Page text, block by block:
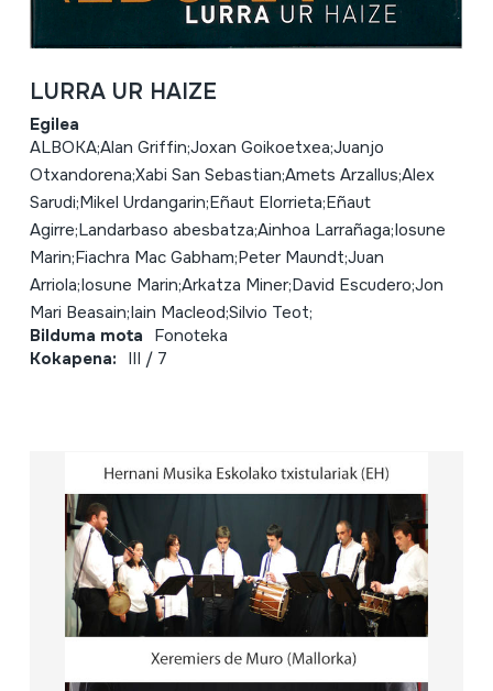
LURRA UR HAIZE
Egilea
ALBOKA;Alan Griffin;Joxan Goikoetxea;Juanjo
Otxandorena;Xabi San Sebastian;Amets Arzallus;Alex
Sarudi;Mikel Urdangarin;Eñaut Elorrieta;Eñaut
Agirre;Landarbaso abesbatza;Ainhoa Larrañaga;Iosune
Marin;Fiachra Mac Gabham;Peter Maundt;Juan
Arriola;Iosune Marin;Arkatza Miner;David Escudero;Jon
Mari Beasain;Iain Macleod;Silvio Teot;
Bilduma mota Fonoteka
Kokapena: III / 7